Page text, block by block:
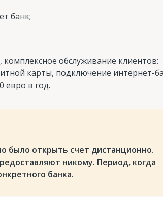
банк;
обслуживание клиентов:
карты, подключение интернет-
евро в год.
было открыть счет дистанционно.
никому. Период, когда
банка.